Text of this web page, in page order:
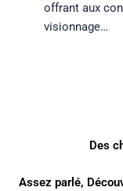
offrant aux
visionnage…
Des
Assez parlé,